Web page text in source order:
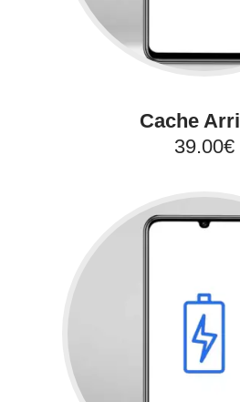
Cache
39.00€